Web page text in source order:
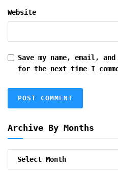
Website
Save my name, email,
for the next time I
Archive By Months